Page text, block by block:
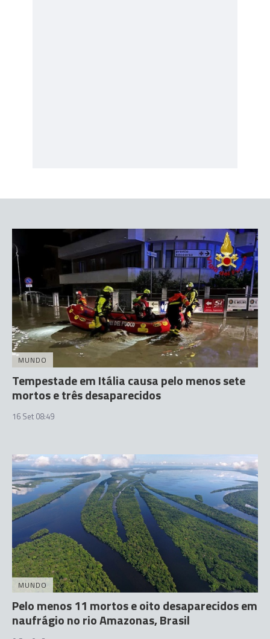
MUNDO
Tempestade em Itália causa pelo menos sete
mortos e três desaparecidos
16 Set 08:49
MUNDO
Pelo menos 11 mortos e oito desaparecidos em
naufrágio no rio Amazonas, Brasil